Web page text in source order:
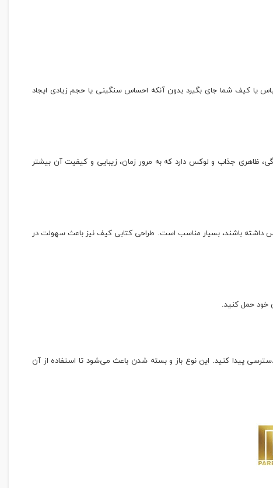
جیب لباس یا کیف شما جای بگیرد بدون آنکه احساس سنگینی یا حجم زیادی ایجاد
ظاهری جذاب و لوکس دارد که به مرور زمان، زیبایی و کیفیت آن بیشتر
داشته باشند، بسیار مناسب است. طراحی کتابی کیف نیز باعث سهولت در
پیدا کنید. این نوع باز و بسته شدن باعث می‌شود تا استفاده از آن